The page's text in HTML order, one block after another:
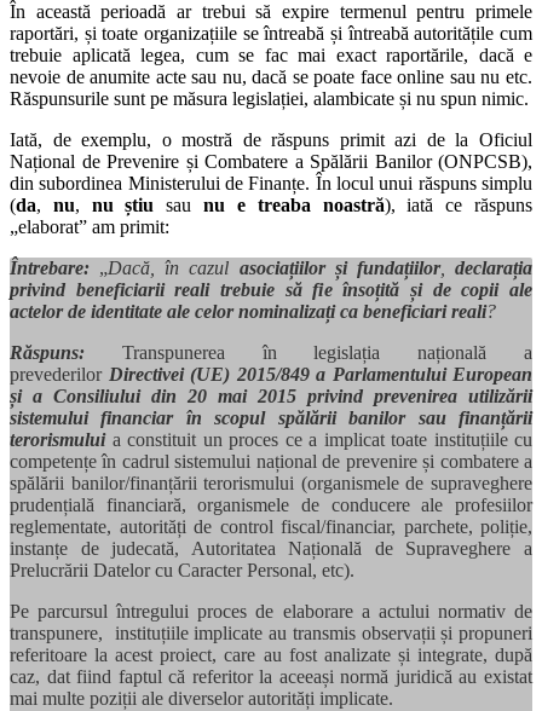
În această perioadă ar trebui să expire termenul pentru primele
raportări, și toate organizațiile se întreabă și întreabă autoritățile cum
trebuie aplicată legea, cum se fac mai exact raportările, dacă e
nevoie de anumite acte sau nu, dacă se poate face online sau nu etc.
Răspunsurile sunt pe măsura legislației, alambicate și nu spun nimic.
Iată, de exemplu, o mostră de răspuns primit azi de la Oficiul
Național de Prevenire și Combatere a Spălării Banilor (ONPCSB),
din subordinea Ministerului de Finanțe. În locul unui răspuns simplu
(da, nu, nu știu saunu e treaba noastră), iată ce răspuns
„elaborat” am primit:
Întrebare: „Dacă, în cazul asociațiilor și fundațiilor,declarația
privind beneficiarii reali trebuie să fie însoțită și de copii ale
actelor de identitate ale celor nominalizați ca beneficiari reali?
Răspuns: Transpunerea în legislația națională a
prevederilor Directivei (UE) 2015/849 a Parlamentului European
și a Consiliului din 20 mai 2015 privind prevenirea utilizării
sistemului financiar în scopul spălării banilor sau finanțării
terorismului a constituit un proces ce a implicat toate instituțiile cu
competențe în cadrul sistemului național de prevenire și combatere a
spălării banilor/finanțării terorismului (organismele de supraveghere
prudențială financiară, organismele de conducere ale profesiilor
reglementate, autorități de control fiscal/financiar, parchete, poliție,
instanțe de judecată, Autoritatea Națională de Supraveghere a
Prelucrării Datelor cu Caracter Personal, etc).
Pe parcursul întregului proces de elaborare a actului normativ de
transpunere, instituțiile implicate au transmis observații și propuneri
referitoare la acest proiect, care au fost analizate și integrate, după
caz, dat fiind faptul că referitor la aceeași normă juridică au existat
mai multe poziții ale diverselor autorități implicate.